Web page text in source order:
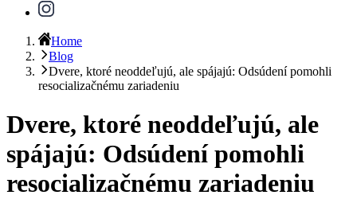
Home
Blog
Dvere, ktoré neoddeľujú, ale spájajú: Odsúdení pomohli
resocializačnému zariadeniu
Dvere, ktoré neoddeľujú, ale
spájajú: Odsúdení pomohli
resocializačnému zariadeniu